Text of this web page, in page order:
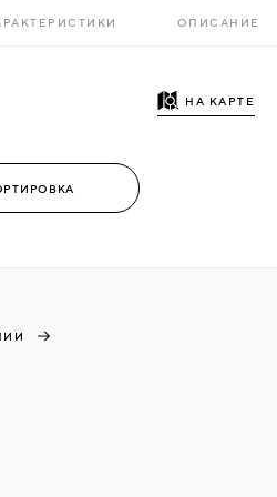
ОПИСАНИЕ
НА КАРТЕ